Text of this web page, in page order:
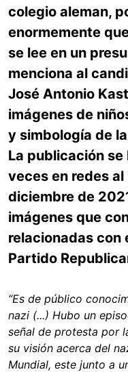
colegio aleman,
enormemente
se lee en un
menciona al
José Antonio
imágenes de
y simbología de
La publicación
veces en redes al
diciembre de
imágenes que
relacionadas con
Partido
“Es de público
nazi (...) Hubo un
señal de protesta por
su visión acerca del
Mundial, este junto a